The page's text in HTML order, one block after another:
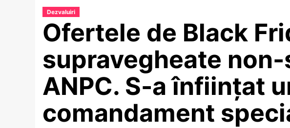
Dezvaluiri
Ofertele de Black
supravegheate
ANPC. S-a înființat
comandament